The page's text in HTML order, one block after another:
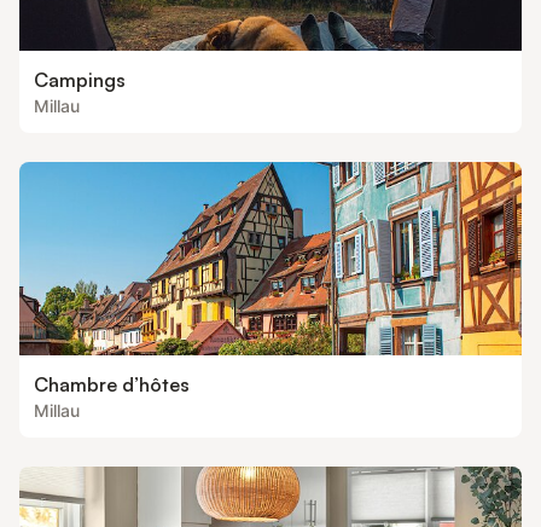
Campings
Millau
Chambre d’hôtes
Millau